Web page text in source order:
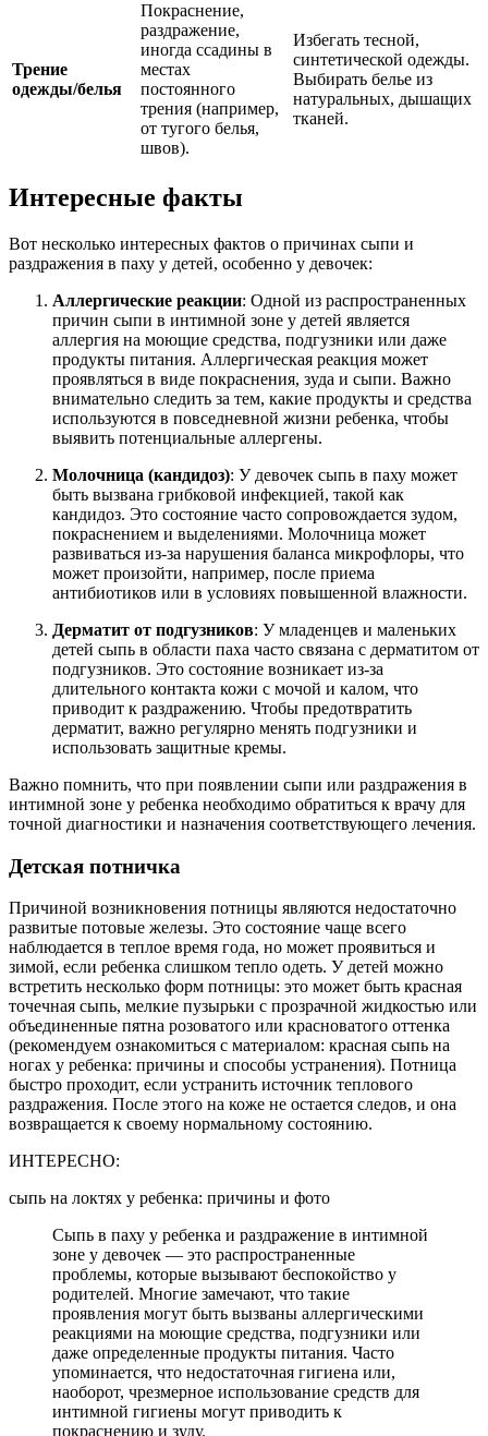
Трение
одежды/белья
Покраснение,
раздражение,
иногда ссадины в
местах
постоянного
трения (например,
от тугого белья,
швов).
Избегать тесной,
синтетической одежды.
Выбирать белье из
натуральных, дышащих
тканей.
Интересные факты
Вот несколько интересных фактов о причинах сыпи и
раздражения в паху у детей, особенно у девочек:
Аллергические реакции: Одной из распространенных
причин сыпи в интимной зоне у детей является
аллергия на моющие средства, подгузники или даже
продукты питания. Аллергическая реакция может
проявляться в виде покраснения, зуда и сыпи. Важно
внимательно следить за тем, какие продукты и средства
используются в повседневной жизни ребенка, чтобы
выявить потенциальные аллергены.
Молочница (кандидоз): У девочек сыпь в паху может
быть вызвана грибковой инфекцией, такой как
кандидоз. Это состояние часто сопровождается зудом,
покраснением и выделениями. Молочница может
развиваться из-за нарушения баланса микрофлоры, что
может произойти, например, после приема
антибиотиков или в условиях повышенной влажности.
Дерматит от подгузников: У младенцев и маленьких
детей сыпь в области паха часто связана с дерматитом от
подгузников. Это состояние возникает из-за
длительного контакта кожи с мочой и калом, что
приводит к раздражению. Чтобы предотвратить
дерматит, важно регулярно менять подгузники и
использовать защитные кремы.
Важно помнить, что при появлении сыпи или раздражения в
интимной зоне у ребенка необходимо обратиться к врачу для
точной диагностики и назначения соответствующего лечения.
Детская потничка
Причиной возникновения потницы являются недостаточно
развитые потовые железы. Это состояние чаще всего
наблюдается в теплое время года, но может проявиться и
зимой, если ребенка слишком тепло одеть. У детей можно
встретить несколько форм потницы: это может быть красная
точечная сыпь, мелкие пузырьки с прозрачной жидкостью или
объединенные пятна розоватого или красноватого оттенка
(рекомендуем ознакомиться с материалом: красная сыпь на
ногах у ребенка: причины и способы устранения). Потница
быстро проходит, если устранить источник теплового
раздражения. После этого на коже не остается следов, и она
возвращается к своему нормальному состоянию.
ИНТЕРЕСНО:
сыпь на локтях у ребенка: причины и фото
Сыпь в паху у ребенка и раздражение в интимной
зоне у девочек — это распространенные
проблемы, которые вызывают беспокойство у
родителей. Многие замечают, что такие
проявления могут быть вызваны аллергическими
реакциями на моющие средства, подгузники или
даже определенные продукты питания. Часто
упоминается, что недостаточная гигиена или,
наоборот, чрезмерное использование средств для
интимной гигиены могут приводить к
покраснению и зуду.